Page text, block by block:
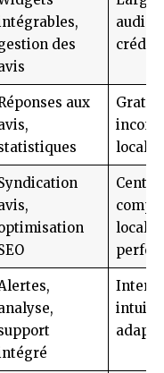
des
aux
local
local